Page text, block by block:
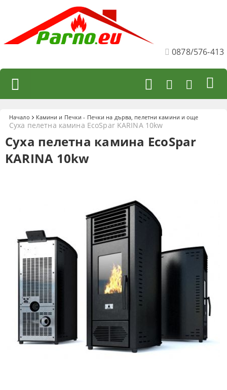
0878/576-413
Начало Камини и Печки - Печки на дърва, пелетни камини и още
Суха пелетна камина EcoSpar KARINA 10kw
Суха пелетна камина EcoSpar
KARINA 10kw